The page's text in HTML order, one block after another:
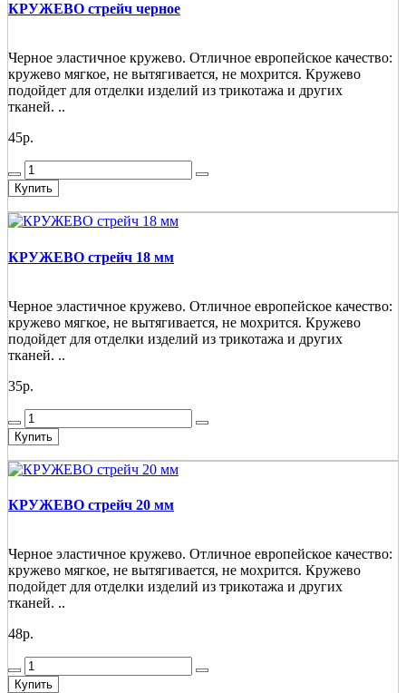
КРУЖЕВО стрейч черное
Черное эластичное кружево. Отличное европейское качество:
кружево мягкое, не вытягивается, не мохрится. Кружево
подойдет для отделки изделий из трикотажа и других
тканей. ..
45р.
Купить
КРУЖЕВО стрейч 18 мм
Черное эластичное кружево. Отличное европейское качество:
кружево мягкое, не вытягивается, не мохрится. Кружево
подойдет для отделки изделий из трикотажа и других
тканей. ..
35р.
Купить
КРУЖЕВО стрейч 20 мм
Черное эластичное кружево. Отличное европейское качество:
кружево мягкое, не вытягивается, не мохрится. Кружево
подойдет для отделки изделий из трикотажа и других
тканей. ..
48р.
Купить